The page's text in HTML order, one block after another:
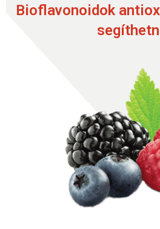
Bioflavonoidok